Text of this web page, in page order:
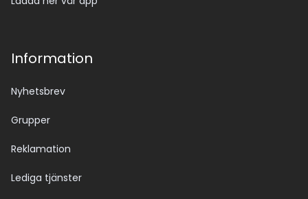
Information
Nyhetsbrev
Grupper
Reklamation
Lediga tjänster